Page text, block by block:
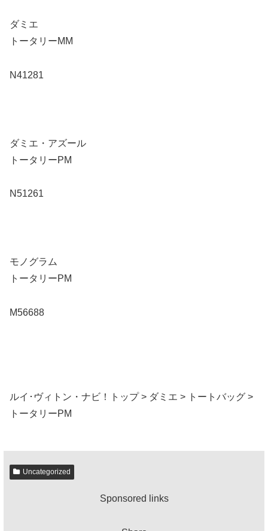
ダミエ
トータリーMM
N41281
ダミエ・アズール
トータリーPM
N51261
モノグラム
トータリーPM
M56688
ルイ･ヴィトン・ナビ！トップ > ダミエ > トートバッグ >
トータリーPM
Uncategorized
Sponsored links